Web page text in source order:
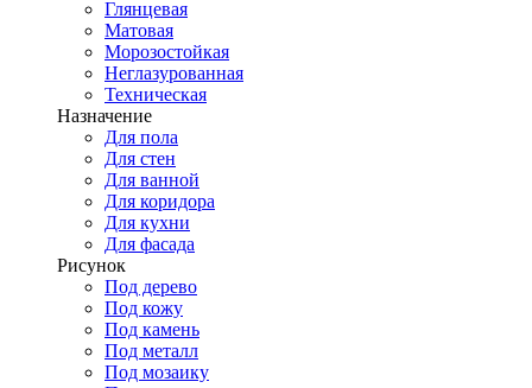
Глянцевая
Матовая
Морозостойкая
Неглазурованная
Техническая
Назначение
Для пола
Для стен
Для ванной
Для коридора
Для кухни
Для фасада
Рисунок
Под дерево
Под кожу
Под камень
Под металл
Под мозаику